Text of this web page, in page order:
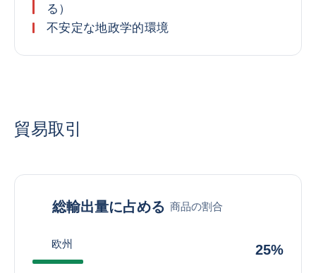
る）
不安定な地政学的環境
貿易取引
総輸出量に占める 商品の割合
欧州 25%